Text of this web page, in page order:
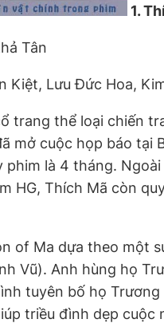
1.
Tân
Kiệt, Lưu Đức Hoa,
trang thể loại chiến
mở cuộc họp báo tại
là 4 tháng.
HG, Thích Mã còn
of Ma dựa theo một
Vũ). Anh hùng họ
tuyên bố họ
triều đình dẹp cuộc